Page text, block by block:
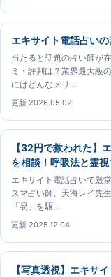
エキサイト電話占い
当たると話題の占い師が
ミ・評判は？業界最大級
にはどんなメリ…
更新 2026.05.02
【32円で救われた】
を相談！呼吸法と霊
エキサイト電話占いで殿
スマ占い師、天海レイ先
「易」を駆…
更新 2025.12.04
【写真透視】エキサ